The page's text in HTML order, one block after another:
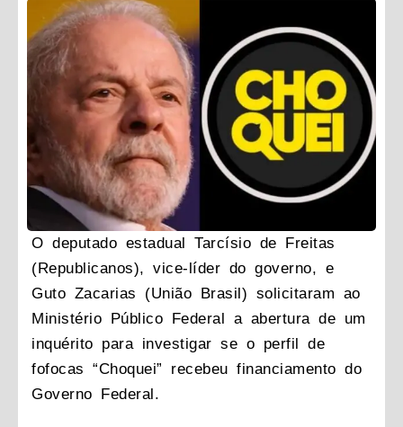
O deputado estadual Tarcísio de Freitas
(Republicanos), vice-líder do governo, e
Guto Zacarias (União Brasil) solicitaram ao
Ministério Público Federal a abertura de um
inquérito para investigar se o perfil de
fofocas “Choquei” recebeu financiamento do
Governo Federal.